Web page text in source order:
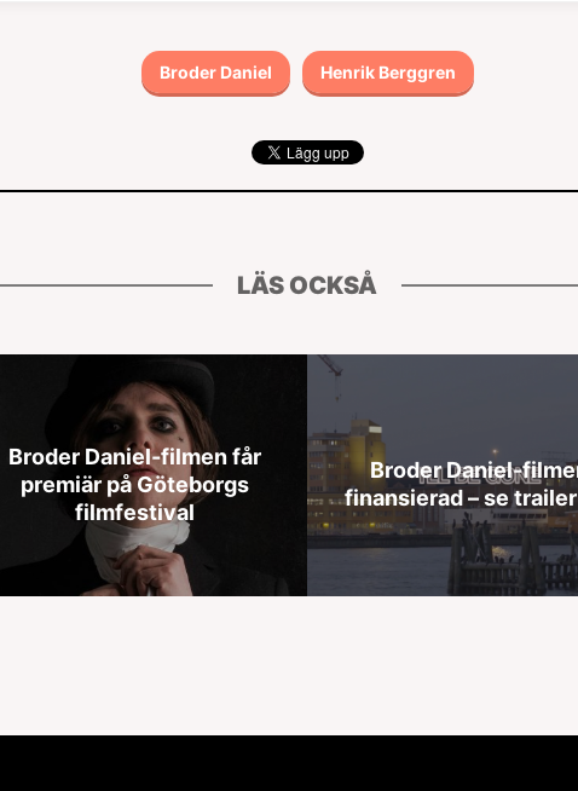
Broder Daniel Henrik Berggren
LÄS OCKSÅ
Broder Daniel-filmen får
premiär på Göteborgs
filmfestival
Broder Daniel-
finansierad – se